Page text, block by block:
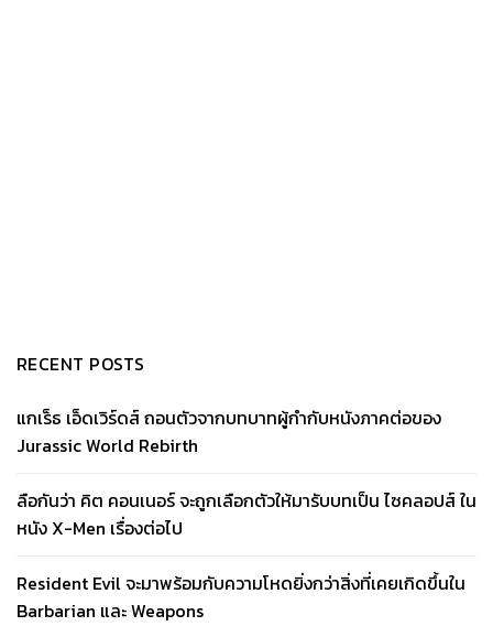
RECENT POSTS
แกเร็ธ เอ็ดเวิร์ดส์ ถอนตัวจากบทบาทผู้กำกับหนังภาคต่อของ
Jurassic World Rebirth
ลือกันว่า คิต คอนเนอร์ จะถูกเลือกตัวให้มารับบทเป็น ไซคลอปส์ ใน
หนัง X-Men เรื่องต่อไป
Resident Evil จะมาพร้อมกับความโหดยิ่งกว่าสิ่งที่เคยเกิดขึ้นใน
Barbarian และ Weapons